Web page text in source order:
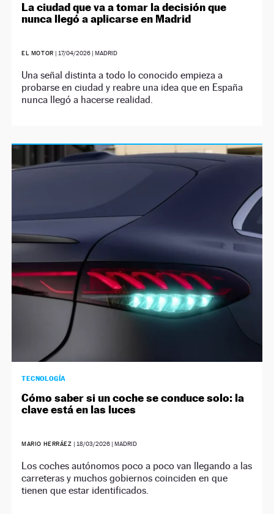
La ciudad que va a tomar la decisión que
nunca llegó a aplicarse en Madrid
EL MOTOR | 17/04/2026| MADRID
Una señal distinta a todo lo conocido empieza a
probarse en ciudad y reabre una idea que en España
nunca llegó a hacerse realidad.
TECNOLOGÍA
Cómo saber si un coche se conduce solo: la
clave está en las luces
MARIO HERRÁEZ | 18/03/2026| MADRID
Los coches autónomos poco a poco van llegando a las
carreteras y muchos gobiernos coinciden en que
tienen que estar identificados.